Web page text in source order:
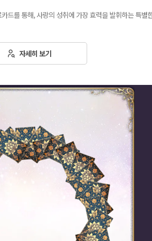
드를 통해, 사랑의 성취에 가장 효력을 발휘하는 특별
자세히 보기